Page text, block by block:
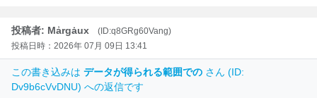
投稿者: Mẚrgȧux
(ID:q8GRg60Vang)
投稿日時：2026年 07月 09日 13:41
この書き込みは データが得られる範囲での さん (ID:
Dv9b6cVvDNU) への返信です